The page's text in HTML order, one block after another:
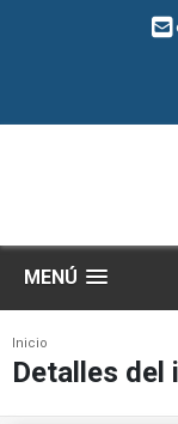
MENÚ
Inicio
Detalles del